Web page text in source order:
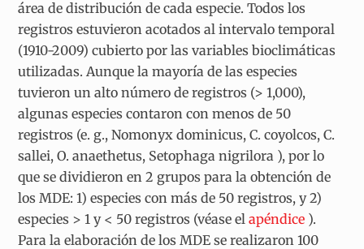
área de distribución de cada especie. Todos los
registros estuvieron acotados al intervalo temporal
(1910-2009) cubierto por las variables bioclimáticas
utilizadas. Aunque la mayoría de las especies
tuvieron un alto número de registros (> 1,000),
algunas especies contaron con menos de 50
registros (e. g.,Nomonyx dominicus,C. coyolcos,C.
sallei,O. anaethetus, Setophaga nigrilora ), por lo
que se dividieron en 2 grupos para la obtención de
los MDE:1) especies con más de 50 registros, y2)
especies > 1 y < 50 registros (véase elapéndice ).
Para la elaboración de los MDE se realizaron 100